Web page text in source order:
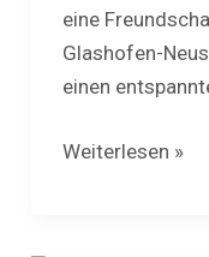
eine
Glashofen-
einen
Weiterlesen »